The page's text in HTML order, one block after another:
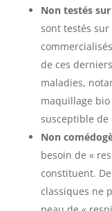
Non testés
sont testés sur
de ces
maladies,
maquillage
susceptible de
Non
besoin de «
constituent.
classiques ne